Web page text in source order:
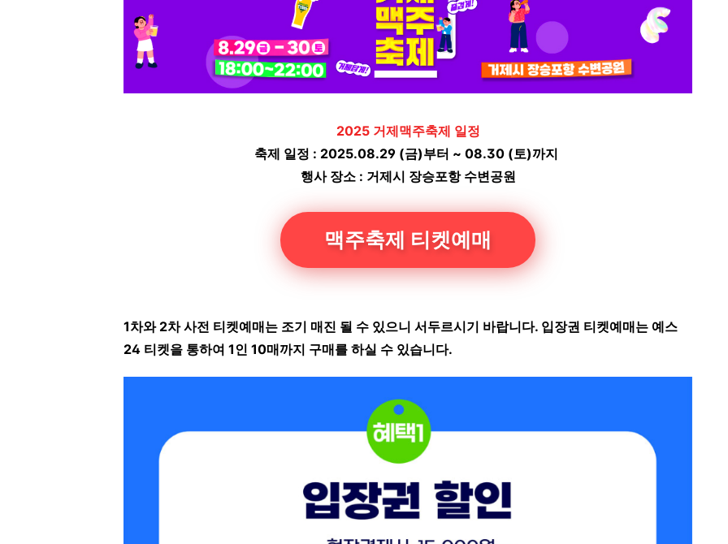
2025 거제맥주축제 일정
축제 일정 : 2025.08.29 (금)부터 ~ 08.30 (토)까지
행사 장소 : 거제시 장승포항 수변공원
맥주축제 티켓예매
1차와 2차 사전 티켓예매는 조기 매진 될 수 있으니 서두르시기 바랍니다. 입장권 티켓예매는 예스
24 티켓을 통하여 1인 10매까지 구매를 하실 수 있습니다.